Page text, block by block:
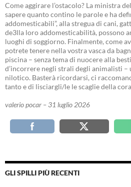
Come aggirare l’ostacolo? La ministra
sapere quanto contino le parole e ha
addomesticabili”, alla stregua di cani,
de3lla loro addomesticabilità, possono
luoghi di soggiorno. Finalmente, come
potrete tenere nella vostra vasca da
piscina – senza tema di nuocere alla
d’incorrere negli strali degli animalisti
nilotico. Basterà ricordarsi, ci
tanto e di lisciargli/le le scaglie della
valerio pocar – 31 luglio 2026
GLI SPILLI PIÙ RECENTI